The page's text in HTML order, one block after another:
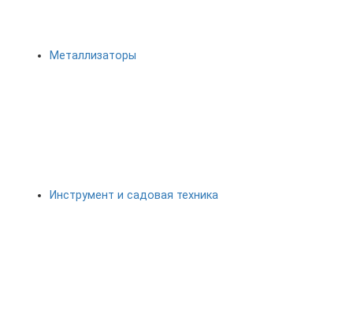
Металлизаторы
Инструмент и садовая техника